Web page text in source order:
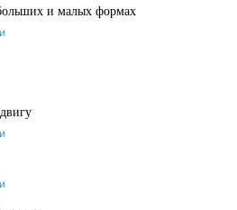
и малых формах